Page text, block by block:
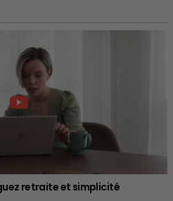
retraite et simplicité